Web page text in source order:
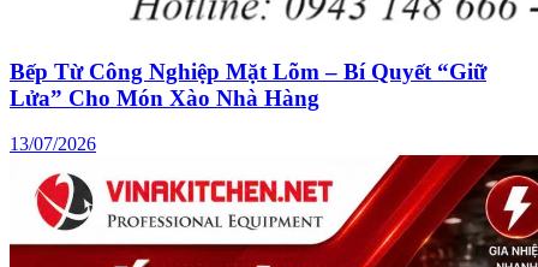
Bếp Từ Công Nghiệp Mặt Lõm – Bí Quyết “Giữ
Lửa” Cho Món Xào Nhà Hàng
13/07/2026